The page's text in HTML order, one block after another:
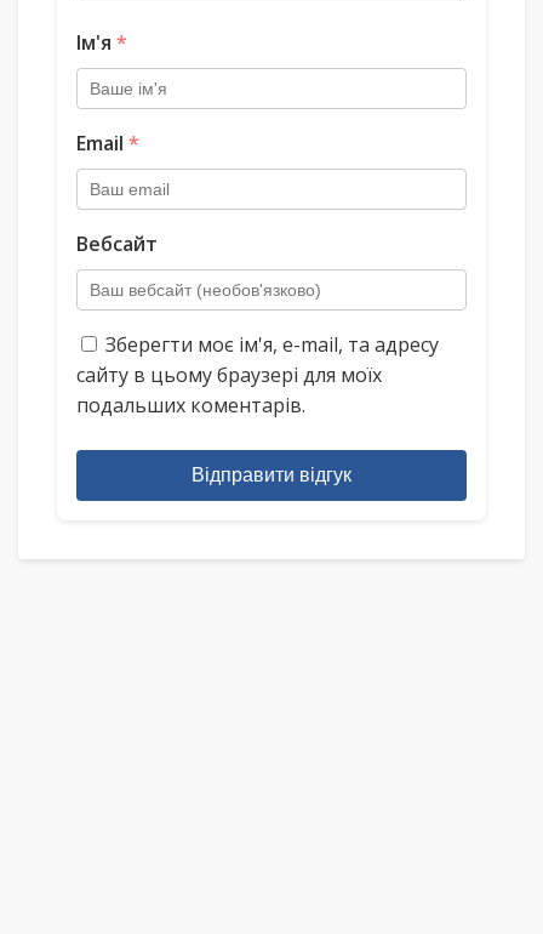
Ім'я *
Email *
Вебсайт
Зберегти моє ім'я, e-mail, та адресу
сайту в цьому браузері для моїх
подальших коментарів.
Відправити відгук